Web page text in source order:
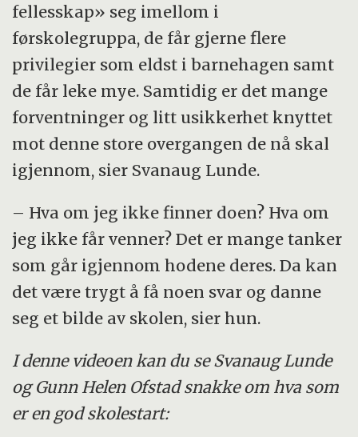
fellesskap» seg imellom i
førskolegruppa, de får gjerne flere
privilegier som eldst i barnehagen samt
de får leke mye. Samtidig er det mange
forventninger og litt usikkerhet knyttet
mot denne store overgangen de nå skal
igjennom, sier Svanaug Lunde.
– Hva om jeg ikke finner doen? Hva om
jeg ikke får venner? Det er mange tanker
som går igjennom hodene deres. Da kan
det være trygt å få noen svar og danne
seg et bilde av skolen, sier hun.
I denne videoen kan du se Svanaug Lunde
og Gunn Helen Ofstad snakke om hva som
er en god skolestart: